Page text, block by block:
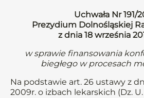
Uchwała Nr 191/
Prezydium Dolnośląskiej
z dnia 18 września
w sprawie finansowania
biegłego w procesach
Na podstawie art. 26 ustawy z
2009r. o izbach lekarskich (Dz. U.